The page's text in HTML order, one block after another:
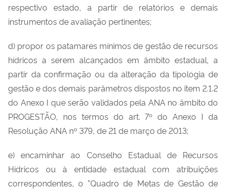
respectivo estado, a partir de relatórios e demais
instrumentos de avaliação pertinentes;
d) propor os patamares mínimos de gestão de recursos
hídricos a serem alcançados em âmbito estadual, a
partir da confirmação ou da alteração da tipologia de
gestão e dos demais parâmetros dispostos no item 2.1.2
do Anexo I que serão validados pela ANA no âmbito do
PROGESTÃO, nos termos do art. 7º do Anexo I da
Resolução ANA nº 379, de 21 de março de 2013;
e) encaminhar ao Conselho Estadual de Recursos
Hídricos ou à entidade estadual com atribuições
correspondentes, o "Quadro de Metas de Gestão de